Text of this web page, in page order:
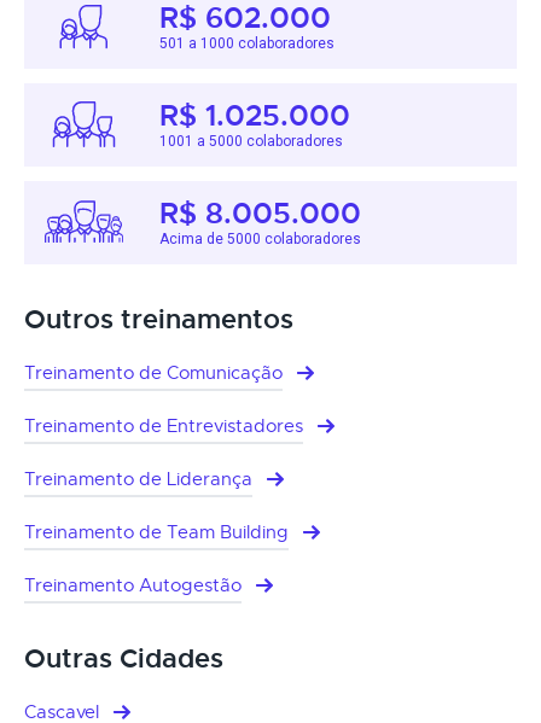
R$ 602.000
501 a 1000 colaboradores
R$ 1.025.000
1001 a 5000 colaboradores
R$ 8.005.000
Acima de 5000 colaboradores
Outros treinamentos
Treinamento de Comunicação
Treinamento de Entrevistadores
Treinamento de Liderança
Treinamento de Team Building
Treinamento Autogestão
Outras Cidades
Cascavel